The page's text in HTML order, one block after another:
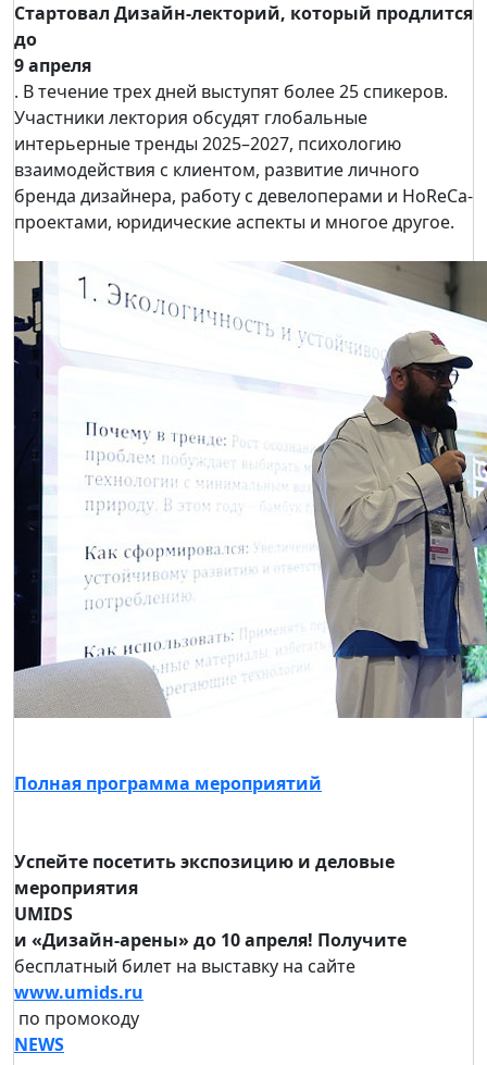
Стартовал Дизайн-лекторий, который продлится
до
9 апреля
. В течение трех дней выступят более 25 спикеров.
Участники лектория обсудят глобальные
интерьерные тренды 2025–2027, психологию
взаимодействия с клиентом, развитие личного
бренда дизайнера, работу с девелоперами и HoReCa-
проектами, юридические аспекты и многое другое.
Полная программа мероприятий
Успейте посетить экспозицию и деловые
мероприятия
UMIDS
и «Дизайн-арены» до 10 апреля! Получите
бесплатный билет на выставку на cайте
www.umids.ru
по промокоду
NEWS